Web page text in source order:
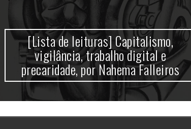
[Lista de leituras] Capitalismo,
vigilância, trabalho digital e
precaridade, por Nahema Falleiros